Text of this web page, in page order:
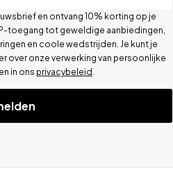
en ontvang 10% korting op je
toegang tot geweldige aanbiedingen,
en coole wedstrijden. Je kunt je
over onze verwerking van persoonlijke
in ons privacybeleid